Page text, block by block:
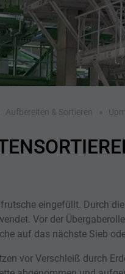
Aufbereiten & Sortieren
eingefüllt. Durch
Vor der
auf das nächste Sieb
vor Verschleiß durch